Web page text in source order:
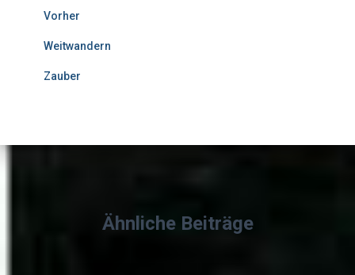
Vorher
Weitwandern
Zauber
Ähnliche Beiträge